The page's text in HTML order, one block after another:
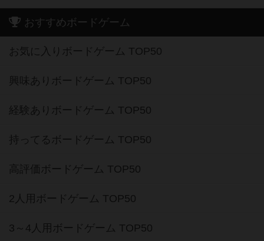
おすすめボードゲーム
お気に入りボードゲーム TOP50
興味ありボードゲーム TOP50
経験ありボードゲーム TOP50
持ってるボードゲーム TOP50
高評価ボードゲーム TOP50
2人用ボードゲーム TOP50
3～4人用ボードゲーム TOP50